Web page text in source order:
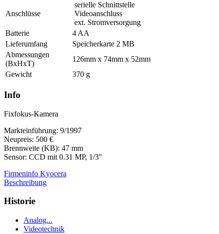
Anschlüsse
serielle Schnittstelle
Videoanschluss
ext. Stromversorgung
Batterie
4 AA
Lieferumfang
Speicherkarte 2 MB
Abmessungen
(BxHxT)
126mm x 74mm x 52mm
Gewicht
370 g
Info
Fixfokus-Kamera
Markteinführung: 9/1997
Neupreis: 500 €
Brennweite (KB): 47 mm
Sensor: CCD mit 0.31 MP, 1/3"
Firmeninfo Kyocera
Beschreibung
Historie
Analog...
Videotechnik